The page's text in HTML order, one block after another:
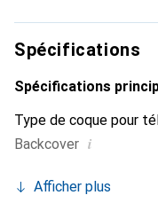
est toujours un
Spécifications
Spécifications
Type de coque pour
Backcover i
Afficher plus